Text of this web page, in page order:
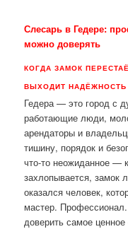
Слесарь в Гедере:
можно доверять
КОГДА ЗАМОК
ВЫХОДИТ НАДЁЖНОСТЬ
Гедера — это город с
работающие люди,
арендаторы и
тишину, порядок и
что-то неожиданное —
захлопывается, замок
оказался человек,
мастер.
доверить самое